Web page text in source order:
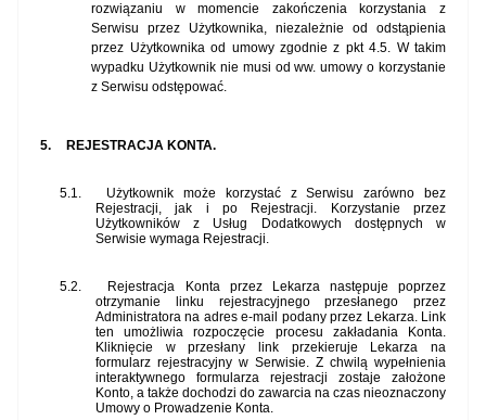
rozwiązaniu w momencie zakończenia korzystania z
Serwisu przez Użytkownika, niezależnie od odstąpienia
przez Użytkownika od umowy zgodnie z pkt 4.5. W takim
wypadku Użytkownik nie musi od ww. umowy o korzystanie
z Serwisu odstępować.
5. REJESTRACJA KONTA.
5.1.
Użytkownik może korzystać z Serwisu zarówno bez
Rejestracji, jak i po Rejestracji. Korzystanie przez
Użytkowników z Usług Dodatkowych dostępnych w
Serwisie wymaga Rejestracji.
5.2.
Rejestracja Konta przez Lekarza następuje poprzez
otrzymanie linku rejestracyjnego przesłanego przez
Administratora na adres e-mail podany przez Lekarza. Link
ten umożliwia rozpoczęcie procesu zakładania Konta.
Kliknięcie w przesłany link przekieruje Lekarza na
formularz rejestracyjny w Serwisie. Z chwilą wypełnienia
interaktywnego formularza rejestracji zostaje założone
Konto, a także dochodzi do zawarcia na czas nieoznaczony
Umowy o Prowadzenie Konta.